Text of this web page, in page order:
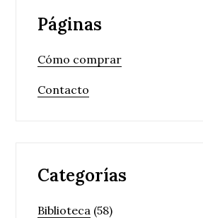
Páginas
Cómo comprar
Contacto
Categorías
Biblioteca (58)